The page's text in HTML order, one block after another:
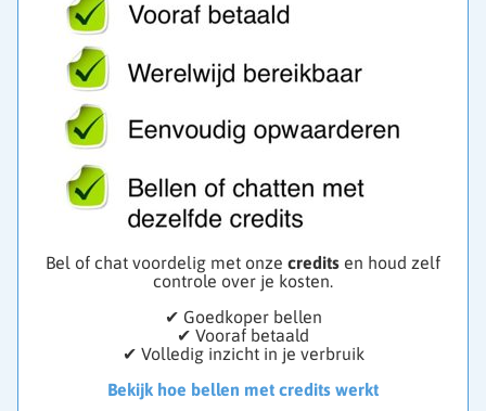
Bel of chat voordelig met onze credits en houd zelf
controle over je kosten.
✔ Goedkoper bellen
✔ Vooraf betaald
✔ Volledig inzicht in je verbruik
Bekijk hoe bellen met credits werkt